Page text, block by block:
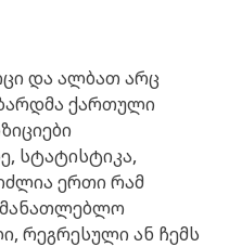
და ალბათ არც
ქართული
სტატისტიკა,
ერთი რამ
რეგრესული ან ჩემს